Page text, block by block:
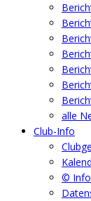
alle
Club-Info
©